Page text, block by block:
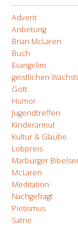
Advent
Anbetung
Brian McLaren
Buch
Evangelim
geistlichen
Gott
Humor
Jugendtreffen
Kinderarmut
Kultur & Glaube
Lobpreis
Marburger
McLaren
Meditation
Nachgefragt
Pietismus
Satrie